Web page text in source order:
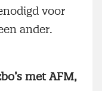
voor
ander.
met AFM,